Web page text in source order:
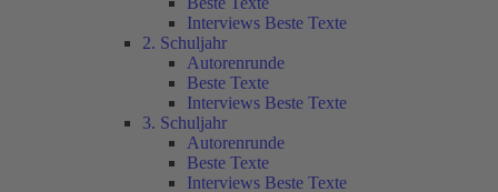
Interviews Beste Texte
2. Schuljahr
Autorenrunde
Beste Texte
Interviews Beste Texte
3. Schuljahr
Autorenrunde
Beste Texte
Interviews Beste Texte